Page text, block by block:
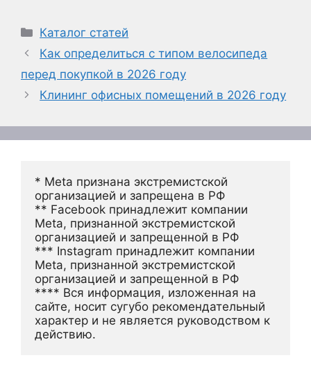
Рубрики
Каталог статей
Как определиться с типом велосипеда
перед покупкой в 2026 году
Клининг офисных помещений в 2026 году
* Meta признана экстремистской
организацией и запрещена в РФ
** Facebook принадлежит компании
Meta, признанной экстремистской
организацией и запрещенной в РФ
*** Instagram принадлежит компании
Meta, признанной экстремистской
организацией и запрещенной в РФ
**** Вся информация, изложенная на
сайте, носит сугубо рекомендательный
характер и не является руководством к
действию.